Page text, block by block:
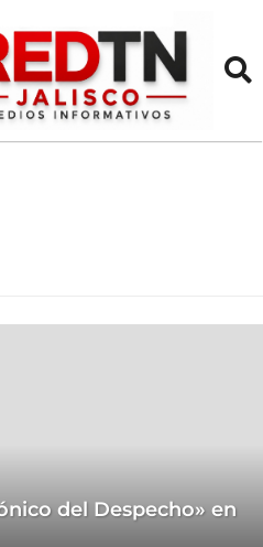
del Despecho» en